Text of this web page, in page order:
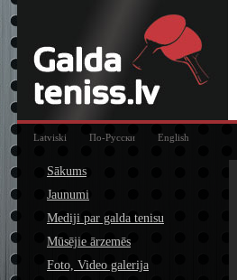
Latviski По-Русски English
Sākums
Jaunumi
Mediji par galda tenisu
Mūsējie ārzemēs
Foto, Video galerija